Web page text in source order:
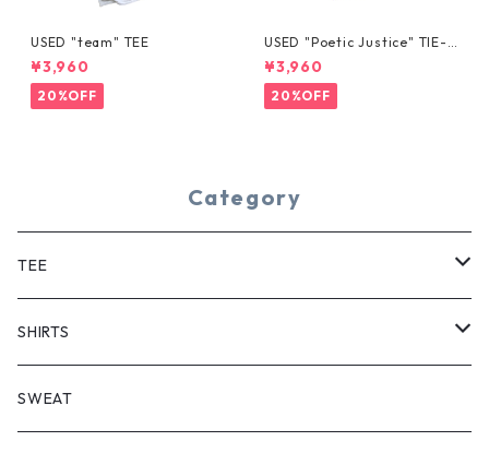
USED "team" TEE
¥3,960
20%OFF
USED "Poetic Justice" TIE-D
YE TEE
¥3,960
20%OFF
Category
TEE
SHORT SLEEVE
LONG SLEEVE
SHIRTS
SHORT SLEEVE
SWEAT